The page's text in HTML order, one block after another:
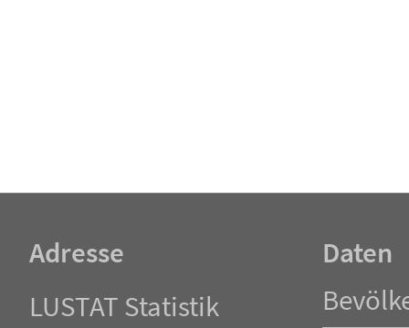
Adresse
LUSTAT Statistik
Daten
überspringen